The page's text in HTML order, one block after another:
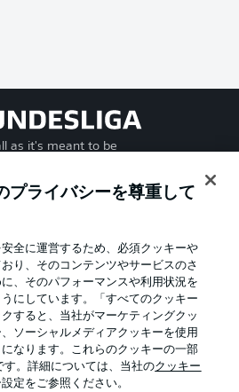
as it's meant to be
プライバシーを尊重して
全に運営するため、必須クッキーや
り、そのコンテンツやサービスのさ
、そのパフォーマンスや利用状況を
にしています。「すべてのクッキー
すると、当社がマーケティングクッ
ソーシャルメディアクッキーを使用
なります。これらのクッキーの一部
す。詳細については、当社のクッキー
定をご参照ください。